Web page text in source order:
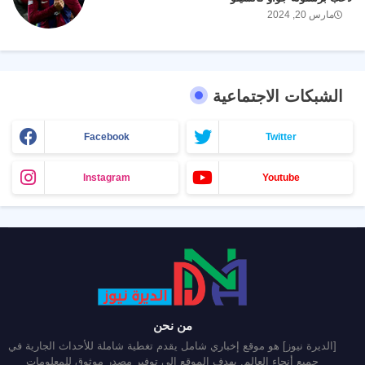
مارس 20, 2024
الشبكات الاجتماعية
Facebook Twitter
Instagram Youtube
من نحن
[الديرة نيوز] هو موقع إخباري شامل يقدم تغطية شاملة للأحداث الجارية في
جميع أنحاء العالم. يهدف الموقع إلى توفير مصدر موثوق للمعلومات